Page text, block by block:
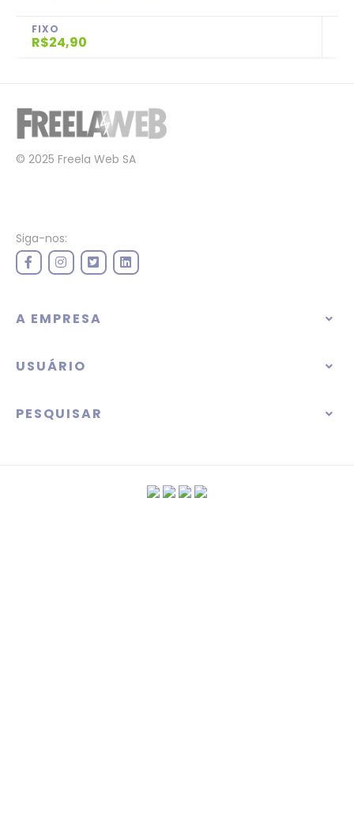
FIXO
R$24,90
© 2025 Freela Web SA
Siga-nos:
A EMPRESA
USUÁRIO
PESQUISAR